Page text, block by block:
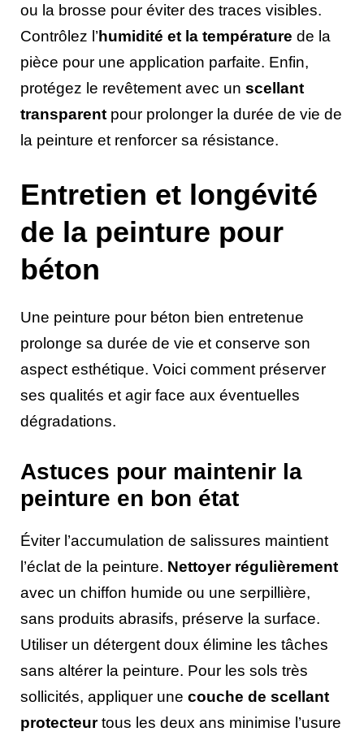
ou la brosse pour éviter des traces visibles.
Contrôlez l’humidité et la température de la
pièce pour une application parfaite. Enfin,
protégez le revêtement avec un scellant
transparent pour prolonger la durée de vie de
la peinture et renforcer sa résistance.
Entretien et longévité
de la peinture pour
béton
Une peinture pour béton bien entretenue
prolonge sa durée de vie et conserve son
aspect esthétique. Voici comment préserver
ses qualités et agir face aux éventuelles
dégradations.
Astuces pour maintenir la
peinture en bon état
Éviter l’accumulation de salissures maintient
l’éclat de la peinture. Nettoyer régulièrement
avec un chiffon humide ou une serpillière,
sans produits abrasifs, préserve la surface.
Utiliser un détergent doux élimine les tâches
sans altérer la peinture. Pour les sols très
sollicités, appliquer une couche de scellant
protecteurtous les deux ans minimise l’usure